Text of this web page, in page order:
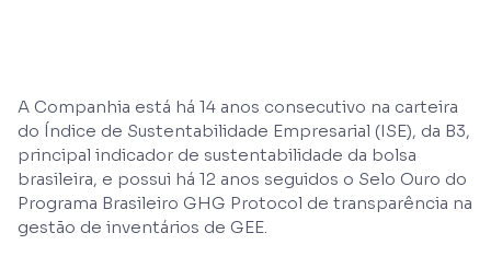
A Companhia está há 14 anos consecutivo na carteira
do Índice de Sustentabilidade Empresarial (ISE), da B3,
principal indicador de sustentabilidade da bolsa
brasileira, e possui há 12 anos seguidos o Selo Ouro do
Programa Brasileiro GHG Protocol de transparência na
gestão de inventários de GEE.